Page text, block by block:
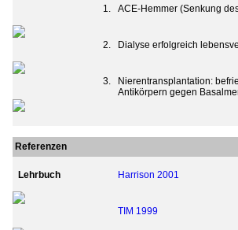
1. ACE-Hemmer (Senkung
2. Dialyse erfolgreich
3.
Nierentransplantation:
Antikörpern gegen
Referenzen
Lehrbuch Harrison 2001
TIM 1999